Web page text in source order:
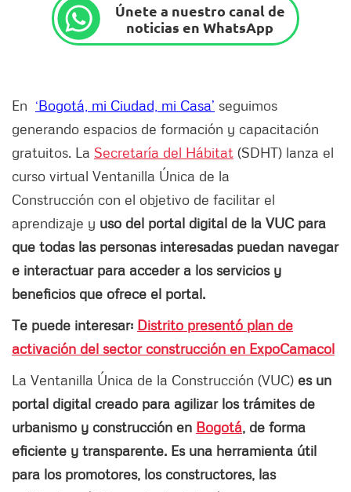
Únete a nuestro canal de
noticias en WhatsApp
En ‘Bogotá, mi Ciudad, mi Casa’ seguimos
generando espacios de formación y capacitación
gratuitos. La Secretaría del Hábitat (SDHT) lanza el
curso virtual Ventanilla Única de la
Construcción con el objetivo de facilitar el
aprendizaje y uso del portal digital de la VUC para
que todas las personas interesadas puedan navegar
e interactuar para acceder a los servicios y
beneficios que ofrece el portal.
Te puede interesar: Distrito presentó plan de
activación del sector construcción en ExpoCamacol
La Ventanilla Única de la Construcción (VUC) es un
portal digital creado para agilizar los trámites de
urbanismo y construcción en Bogotá, de forma
eficiente y transparente. Es una herramienta útil
para los promotores, los constructores, las